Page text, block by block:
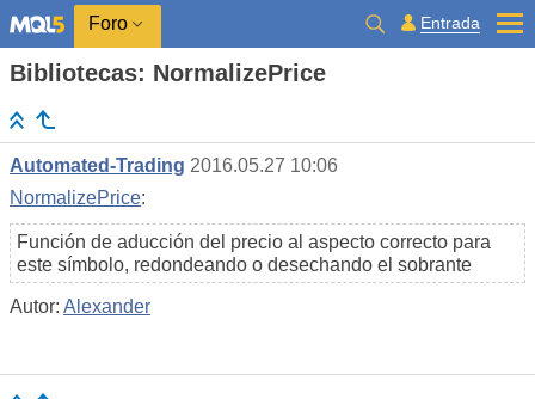
Foro Entrada
Bibliotecas: NormalizePrice
Automated-Trading 2016.05.27 10:06
NormalizePrice:
Función de aducción del precio al aspecto correcto para
este símbolo, redondeando o desechando el sobrante
Autor: Alexander